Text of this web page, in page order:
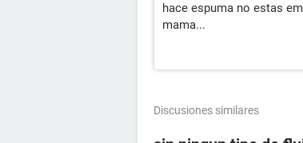
hace espuma no estas
mama...
Discusiones similares